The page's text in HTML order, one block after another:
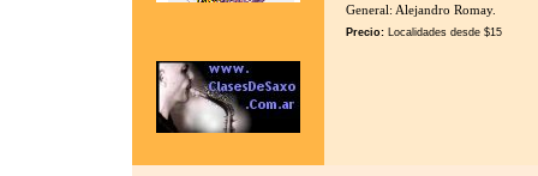
General: Alejandro Romay.
Precio: Localidades desde $15